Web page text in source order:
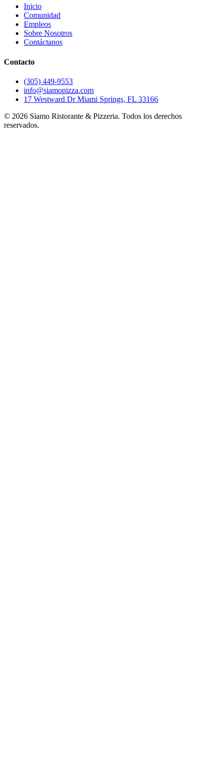
Inicio
Comunidad
Empleos
Sobre Nosotros
Contáctanos
Contacto
(305) 449-9553
info@siamopizza.com
17 Westward Dr Miami Springs, FL 33166
© 2026 Siamo Ristorante & Pizzeria. Todos los derechos
reservados.